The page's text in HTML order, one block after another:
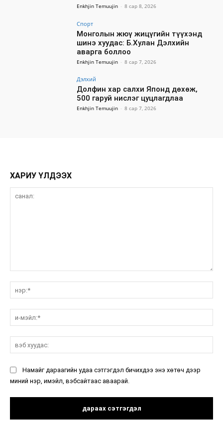
Enkhjin Temuujin - 8 сар 8, 2026
Спорт
Монголын жюү жицүгийн түүхэнд
шинэ хуудас: Б.Хулан Дэлхийн
аварга боллоо
Enkhjin Temuujin - 8 сар 7, 2026
Дэлхий
Долфин хар салхи Японд дөхөж,
500 гаруй нислэг цуцлагдлаа
Enkhjin Temuujin - 8 сар 7, 2026
ХАРИУ ҮЛДЭЭХ
Намайг дараагийн удаа сэтгэгдэл бичихдээ энэ хөтөч дээр
миний нэр, имэйл, вэбсайтаас аваарай.